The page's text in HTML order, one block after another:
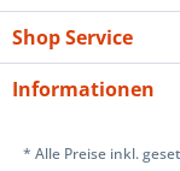
Shop Service
Informationen
* Alle Preise inkl.